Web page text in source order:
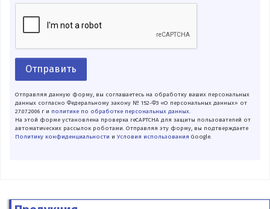
Отправить
Отправляя данную форму, вы соглашаетесь на обработку ваших персональных
данных согласно Федеральному закону № 152-ФЗ «О персональных данных» от
27.07.2006 г и политике по обработке персональных данных.
На этой форме установлена проверка reCAPTCHA для защиты пользователей от
автоматических рассылок роботами. Отправляя эту форму, вы подтверждаете
Политику конфиденциальности и Условия использования Google.